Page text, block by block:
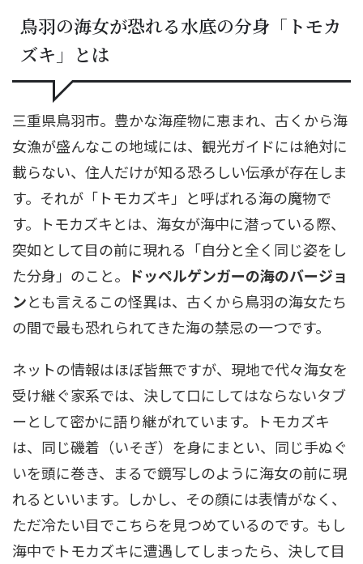
鳥羽の海女が恐れる水底の分身「トモカ
ズキ」とは
三重県鳥羽市。豊かな海産物に恵まれ、古くから海
女漁が盛んなこの地域には、観光ガイドには絶対に
載らない、住人だけが知る恐ろしい伝承が存在しま
す。それが「トモカズキ」と呼ばれる海の魔物で
す。トモカズキとは、海女が海中に潜っている際、
突如として目の前に現れる「自分と全く同じ姿をし
た分身」のこと。
ドッペルゲンガーの海のバージョ
ンとも言えるこの怪異は、古くから鳥羽の海女たち
の間で最も恐れられてきた海の禁忌の一つです。
ネットの情報はほぼ皆無ですが、現地で代々海女を
受け継ぐ家系では、決して口にしてはならないタブ
ーとして密かに語り継がれています。トモカズキ
は、同じ磯着（いそぎ）を身にまとい、同じ手ぬぐ
いを頭に巻き、まるで鏡写しのように海女の前に現
れるといいます。しかし、その顔には表情がなく、
ただ冷たい目でこちらを見つめているのです。もし
海中でトモカズキに遭遇してしまったら、決して目